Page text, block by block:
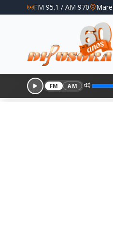
FM 95.1 / AM 970
FM AM